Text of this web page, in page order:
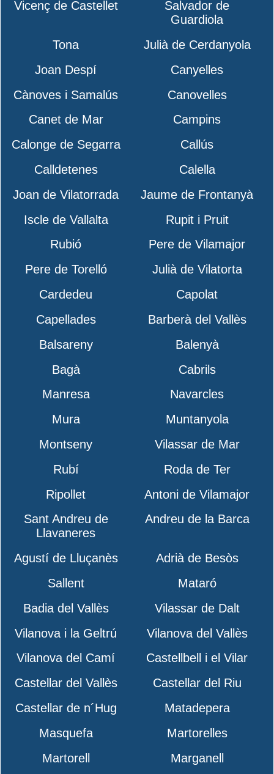
Vicenç de Castellet
Salvador de
Guardiola
Tona
Julià de Cerdanyola
Joan Despí
Canyelles
Cànoves i Samalús
Canovelles
Canet de Mar
Campins
Calonge de Segarra
Callús
Calldetenes
Calella
Joan de Vilatorrada
Jaume de Frontanyà
Iscle de Vallalta
Rupit i Pruit
Rubió
Pere de Vilamajor
Pere de Torelló
Julià de Vilatorta
Cardedeu
Capolat
Capellades
Barberà del Vallès
Balsareny
Balenyà
Bagà
Cabrils
Manresa
Navarcles
Mura
Muntanyola
Montseny
Vilassar de Mar
Rubí
Roda de Ter
Ripollet
Antoni de Vilamajor
Sant Andreu de
Llavaneres
Andreu de la Barca
Agustí de Lluçanès
Adrià de Besòs
Sallent
Mataró
Badia del Vallès
Vilassar de Dalt
Vilanova i la Geltrú
Vilanova del Vallès
Vilanova del Camí
Castellbell i el Vilar
Castellar del Vallès
Castellar del Riu
Castellar de n´Hug
Matadepera
Masquefa
Martorelles
Martorell
Marganell